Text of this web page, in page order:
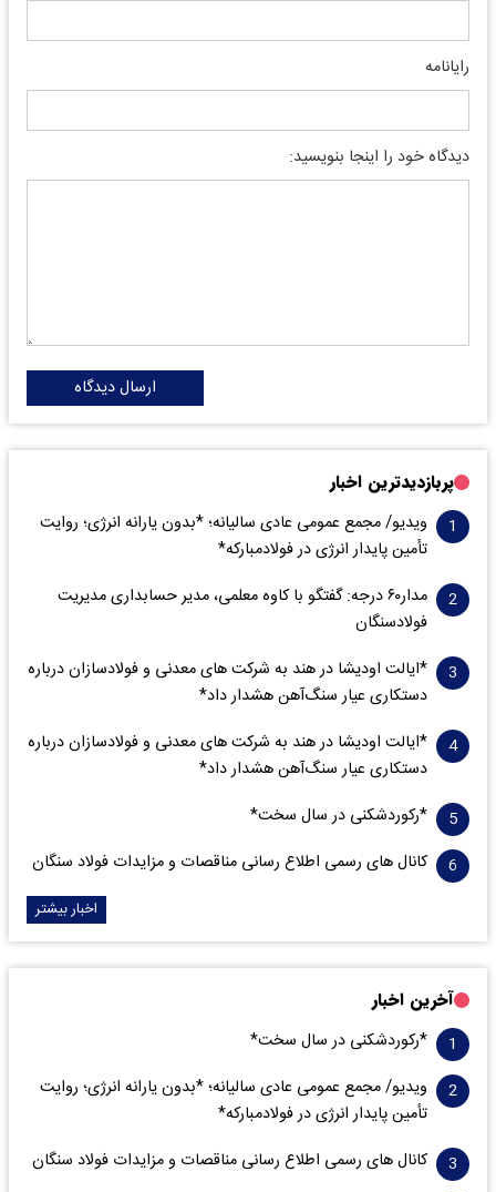
رایانامه
دیدگاه خود را اینجا بنویسید:
ارسال دیدگاه
پربازدیدترین اخبار
ویدیو/ مجمع عمومی عادی سالیانه؛ *بدون یارانه انرژی؛ روایت
تأمین پایدار انرژی در فولادمبارکه*
مدار‌۶٠ درجه: گفتگو با کاوه معلمی، مدیر حسابداری مدیریت
فولادسنگان
*ایالت اودیشا در هند به شرکت های معدنی و فولادسازان درباره
دستکاری عیار سنگ‌آهن هشدار داد*
*ایالت اودیشا در هند به شرکت های معدنی و فولادسازان درباره
دستکاری عیار سنگ‌آهن هشدار داد*
*رکوردشکنی در سال سخت*
کانال های رسمی اطلاع رسانی مناقصات و مزایدات فولاد سنگان
اخبار بیشتر
آخرین اخبار
*رکوردشکنی در سال سخت*
ویدیو/ مجمع عمومی عادی سالیانه؛ *بدون یارانه انرژی؛ روایت
تأمین پایدار انرژی در فولادمبارکه*
کانال های رسمی اطلاع رسانی مناقصات و مزایدات فولاد سنگان